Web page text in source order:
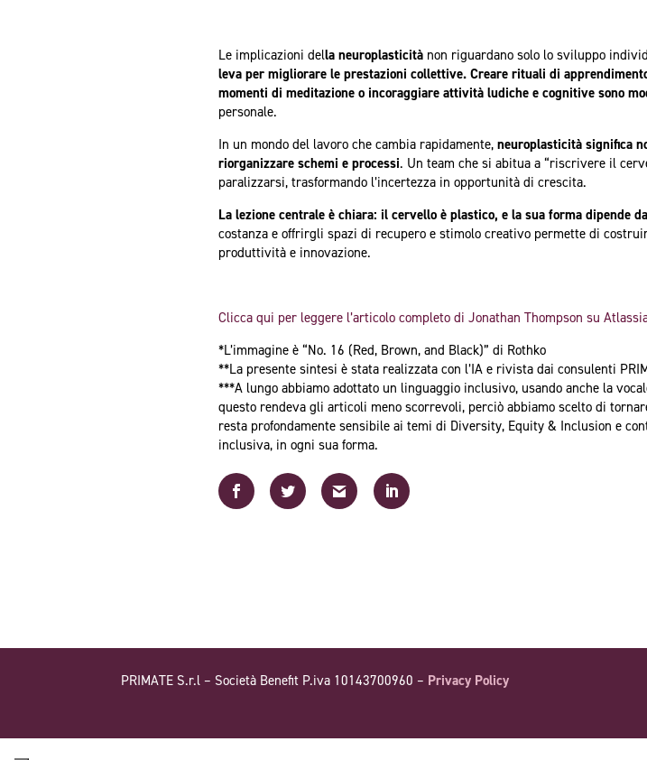
Le implicazioni della neuroplasticità non riguardano solo lo sviluppo
leva per migliorare le prestazioni collettive. Creare rituali di
momenti di meditazione o incoraggiare attività ludiche e cognitive sono
personale.
In un mondo del lavoro che cambia rapidamente, neuroplasticità significa
riorganizzare schemi e processi. Un team che si abitua a “riscrivere il
paralizzarsi, trasformando l’incertezza in opportunità di crescita.
La lezione centrale è chiara: il cervello è plastico, e la sua forma dipende
costanza e offrirgli spazi di recupero e stimolo creativo permette di
produttività e innovazione.
Clicca qui per leggere l’articolo completo di Jonathan Thompson su
*L’immagine è “No. 16 (Red, Brown, and Black)” di Rothko
**La presente sintesi è stata realizzata con l’IA e rivista dai consulenti
***A lungo abbiamo adottato un linguaggio inclusivo, usando anche la
questo rendeva gli articoli meno scorrevoli, perciò abbiamo scelto di
resta profondamente sensibile ai temi di Diversity, Equity & Inclusion e
inclusiva, in ogni sua forma.
PRIMATE S.r.l – Società Benefit P.iva 10143700960 – Privacy Policy